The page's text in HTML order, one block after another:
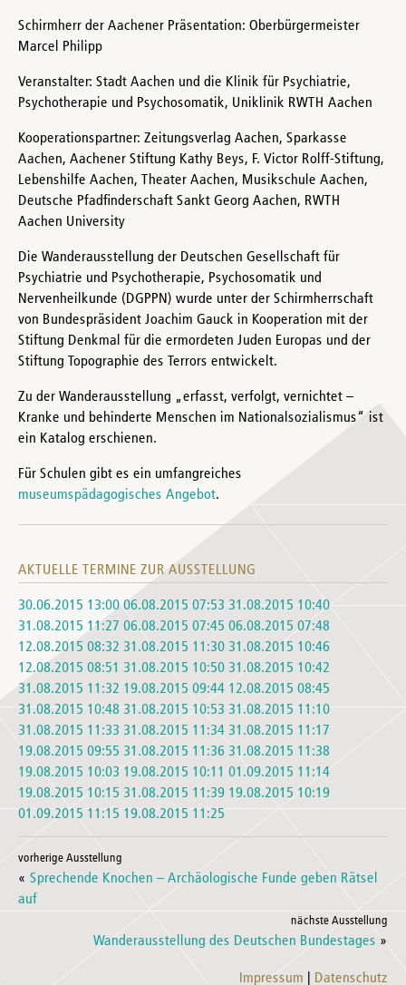
Schirmherr der Aachener Präsentation: Oberbürgermeister
Marcel Philipp
Veranstalter: Stadt Aachen und die Klinik für Psychiatrie,
Psychotherapie und Psychosomatik, Uniklinik RWTH Aachen
Kooperationspartner: Zeitungsverlag Aachen, Sparkasse
Aachen, Aachener Stiftung Kathy Beys, F. Victor Rolff-Stiftung,
Lebenshilfe Aachen, Theater Aachen, Musikschule Aachen,
Deutsche Pfadfinderschaft Sankt Georg Aachen, RWTH
Aachen University
Die Wanderausstellung der Deutschen Gesellschaft für
Psychiatrie und Psychotherapie, Psychosomatik und
Nervenheilkunde (DGPPN) wurde unter der Schirmherrschaft
von Bundespräsident Joachim Gauck in Kooperation mit der
Stiftung Denkmal für die ermordeten Juden Europas und der
Stiftung Topographie des Terrors entwickelt.
Zu der Wanderausstellung „erfasst, verfolgt, vernichtet –
Kranke und behinderte Menschen im Nationalsozialismus“ ist
ein Katalog erschienen.
Für Schulen gibt es ein umfangreiches
museumspädagogisches Angebot.
AKTUELLE TERMINE ZUR AUSSTELLUNG
30.06.2015 13:00 06.08.2015 07:53 31.08.2015 10:40
31.08.2015 11:27 06.08.2015 07:45 06.08.2015 07:48
12.08.2015 08:32 31.08.2015 11:30 31.08.2015 10:46
12.08.2015 08:51 31.08.2015 10:50 31.08.2015 10:42
31.08.2015 11:32 19.08.2015 09:44 12.08.2015 08:45
31.08.2015 10:48 31.08.2015 10:53 31.08.2015 11:10
31.08.2015 11:33 31.08.2015 11:34 31.08.2015 11:17
19.08.2015 09:55 31.08.2015 11:36 31.08.2015 11:38
19.08.2015 10:03 19.08.2015 10:11 01.09.2015 11:14
19.08.2015 10:15 31.08.2015 11:39 19.08.2015 10:19
01.09.2015 11:15 19.08.2015 11:25
vorherige Ausstellung
« Sprechende Knochen – Archäologische Funde geben Rätsel
auf
nächste Ausstellung
Wanderausstellung des Deutschen Bundestages »
Impressum Datenschutz